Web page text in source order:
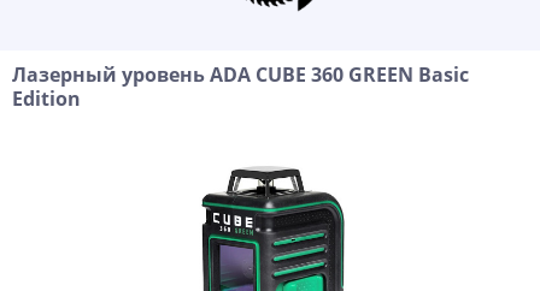
Лазерный уровень ADA CUBE 360 GREEN Basic
Edition